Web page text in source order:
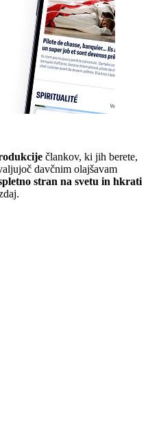
člankov, ki jih berete,
davčnim olajšavam
stran na svetu in hkrati